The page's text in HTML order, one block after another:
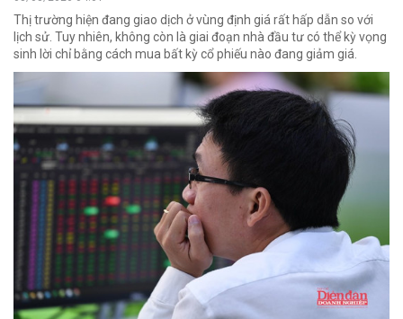
Thị trường hiện đang giao dịch ở vùng định giá rất hấp dẫn so với
lịch sử. Tuy nhiên, không còn là giai đoạn nhà đầu tư có thể kỳ vọng
sinh lời chỉ bằng cách mua bất kỳ cổ phiếu nào đang giảm giá.